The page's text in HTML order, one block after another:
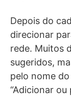
Depois do
direcionar
rede. Muitos
sugeridos,
pelo nome
“Adicionar ou